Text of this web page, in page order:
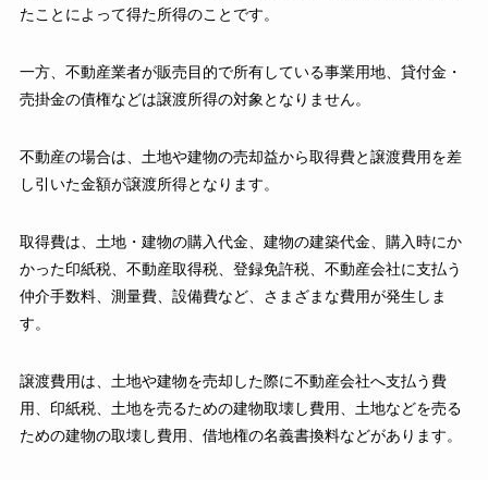
たことによって得た所得のことです。
一方、不動産業者が販売目的で所有している事業用地、貸付金・
売掛金の債権などは譲渡所得の対象となりません。
不動産の場合は、土地や建物の売却益から取得費と譲渡費用を差
し引いた金額が譲渡所得となります。
取得費は、土地・建物の購入代金、建物の建築代金、購入時にか
かった印紙税、不動産取得税、登録免許税、不動産会社に支払う
仲介手数料、測量費、設備費など、さまざまな費用が発生しま
す。
譲渡費用は、土地や建物を売却した際に不動産会社へ支払う費
用、印紙税、土地を売るための建物取壊し費用、土地などを売る
ための建物の取壊し費用、借地権の名義書換料などがあります。